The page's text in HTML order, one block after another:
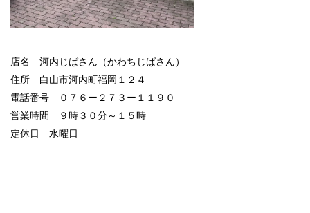
店名 河内じばさん（かわちじばさん）
住所 白山市河内町福岡１２４
電話番号 ０７６ー２７３ー１１９０
営業時間 ９時３０分～１５時
定休日 水曜日